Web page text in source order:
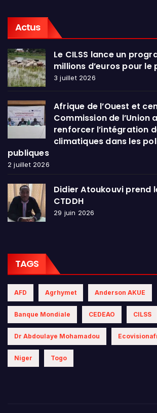
Actus
Le CILSS lance un
millions d’euros pour
3 juillet 2026
Afrique de l’Ouest et
Commission de l’Union
renforcer l’intégration
climatiques dans les
publiques
2 juillet 2026
Didier Atoukouvi prend
CTDDH
29 juin 2026
TAGS
AFD Agrhymet Anderson AKUE
Banque Mondiale CEDEAO CILSS
Dr Abdoulaye Mohamadou
Niger Togo